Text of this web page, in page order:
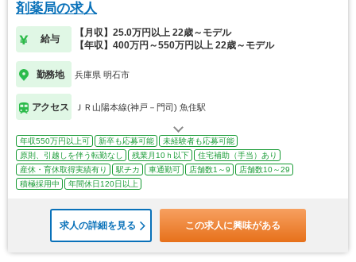
剤薬局の求人
給与
【月収】25.0万円以上 22歳～モデル
【年収】400万円～550万円以上 22歳～モデル
勤務地 兵庫県 明石市
アクセス ＪＲ山陽本線(神戸－門司) 魚住駅
年収550万円以上可 新卒も応募可能
未経験者も応募可能
原則、引越しを伴う転勤なし
残業月10ｈ以下
住宅補助（手当）あり
産休・育休取得実績有り
駅チカ 車通勤可 店舗数1～9
店舗数10～29
積極採用中
年間休日120日以上
求人の詳細を見る この求人に興味がある